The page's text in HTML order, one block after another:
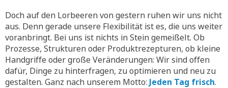
Doch auf den Lorbeeren von gestern ruhen wir uns nicht
aus. Denn gerade unsere Flexibilität ist es, die uns weiter
voranbringt. Bei uns ist nichts in Stein gemeißelt. Ob
Prozesse, Strukturen oder Produktrezepturen, ob kleine
Handgriffe oder große Veränderungen: Wir sind offen
dafür, Dinge zu hinterfragen, zu optimieren und neu zu
gestalten. Ganz nach unserem Motto: Jeden Tag frisch.